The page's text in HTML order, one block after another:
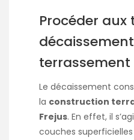
Procéder
terrassement
Le décaissement
la construction
Frejus. En effet, il
couches